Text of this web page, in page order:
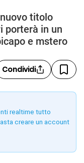
titolo
porterà in un
e mstero
Condividi
realtime tutto
creare un account